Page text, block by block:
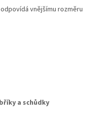
vnějšímu rozměru
a schůdky